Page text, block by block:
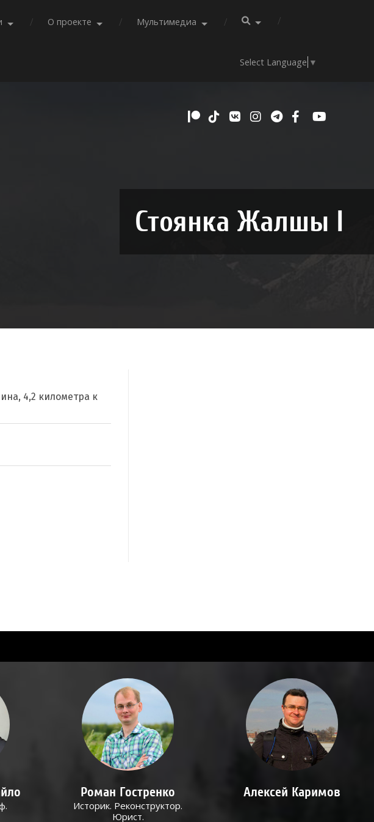
О проекте Мультимедиа
Select Language ▼
Стоянка Жалшы I
4,2 километра к
Роман Гостренко
Историк. Реконструктор.
Юрист.
Алексей Каримов